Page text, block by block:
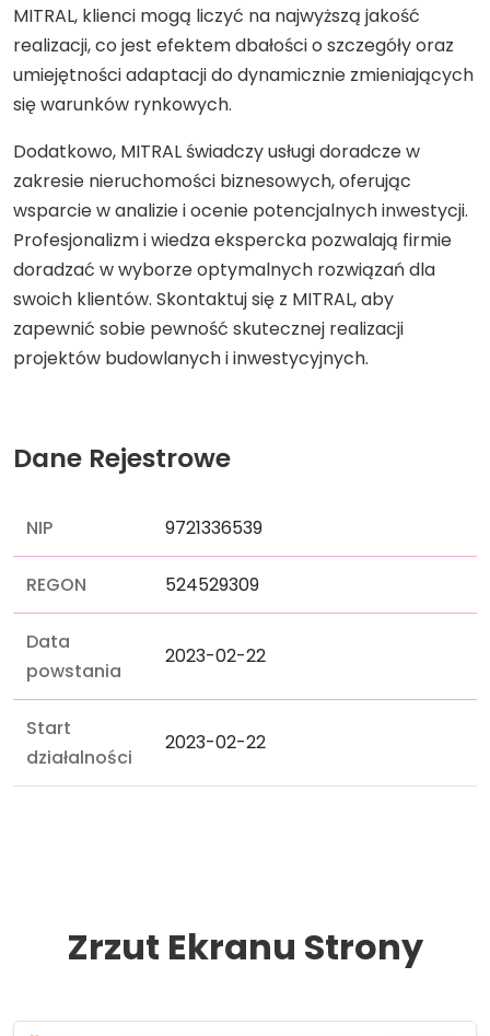
MITRAL, klienci mogą liczyć na najwyższą jakość
realizacji, co jest efektem dbałości o szczegóły oraz
umiejętności adaptacji do dynamicznie zmieniających
się warunków rynkowych.
Dodatkowo, MITRAL świadczy usługi doradcze w
zakresie nieruchomości biznesowych, oferując
wsparcie w analizie i ocenie potencjalnych inwestycji.
Profesjonalizm i wiedza ekspercka pozwalają firmie
doradzać w wyborze optymalnych rozwiązań dla
swoich klientów. Skontaktuj się z MITRAL, aby
zapewnić sobie pewność skutecznej realizacji
projektów budowlanych i inwestycyjnych.
Dane Rejestrowe
NIP 9721336539
REGON 524529309
Data
powstania
2023-02-22
Start
działalności
2023-02-22
Zrzut Ekranu Strony